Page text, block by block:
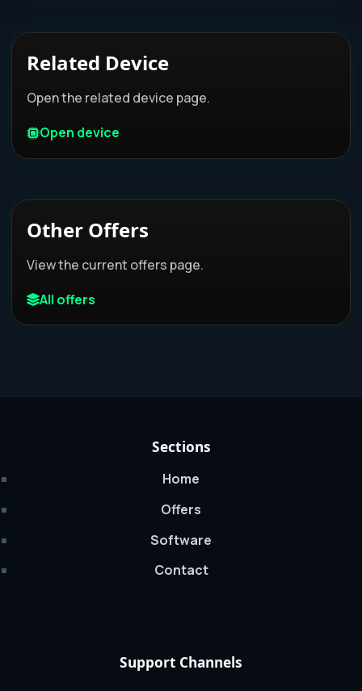
Related Device
Open the related device page.
Open device
Other Offers
View the current offers page.
All offers
Sections
Home
Offers
Software
Contact
Support Channels